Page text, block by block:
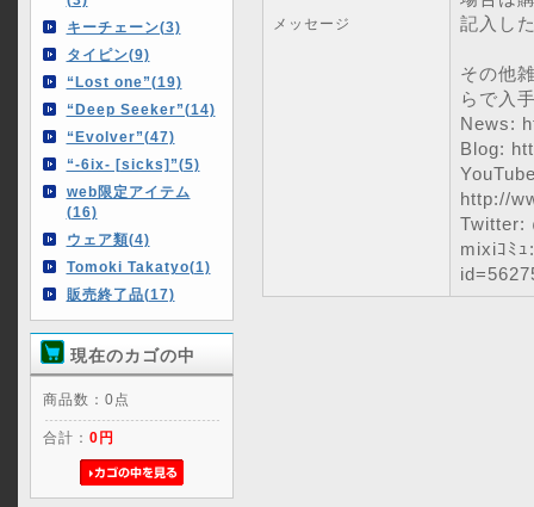
キーチェーン(3)
タイピン(9)
“Lost one”(19)
“Deep Seeker”(14)
“Evolver”(47)
“-6ix- [sicks]”(5)
web限定アイテム
(16)
ウェア類(4)
Tomoki Takatyo(1)
販売終了品(17)
現在のカゴの中
商品数：0点
合計： 0円
メッセージ
記入し
その他
らで入
News:
Blog:
http://
Twitter:
mixiｺﾐ